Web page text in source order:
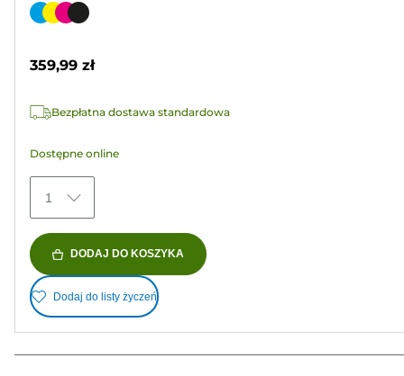
na
1596
Wkład
359,99 zł
Bezpłatna dostawa standardowa
Dostępne online
1
DODAJ DO KOSZYKA
Dodaj do listy życzeń